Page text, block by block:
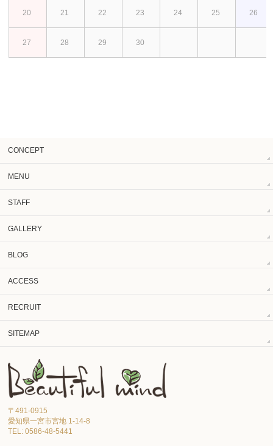
20 21 22 23 24 25 26
27 28 29 30
CONCEPT
MENU
STAFF
GALLERY
BLOG
ACCESS
RECRUIT
SITEMAP
〒491-0915
愛知県一宮市宮地 1-14-8
TEL: 0586-48-5441